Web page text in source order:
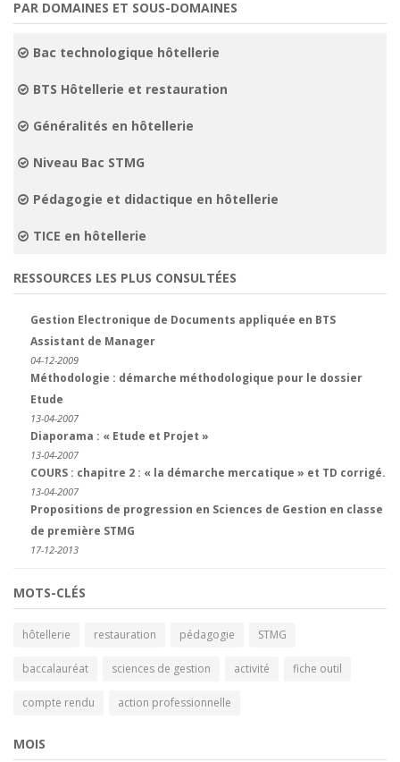
PAR DOMAINES ET SOUS-DOMAINES
Bac technologique hôtellerie
BTS Hôtellerie et restauration
Généralités en hôtellerie
Niveau Bac STMG
Pédagogie et didactique en hôtellerie
TICE en hôtellerie
RESSOURCES LES PLUS CONSULTÉES
Gestion Electronique de Documents appliquée en BTS
Assistant de Manager
04-12-2009
Méthodologie : démarche méthodologique pour le dossier
Etude
13-04-2007
Diaporama : « Etude et Projet »
13-04-2007
COURS : chapitre 2 : « la démarche mercatique » et TD corrigé.
13-04-2007
Propositions de progression en Sciences de Gestion en classe
de première STMG
17-12-2013
MOTS-CLÉS
hôtellerie restauration pédagogie STMG
baccalauréat sciences de gestion activité fiche outil
compte rendu action professionnelle
MOIS